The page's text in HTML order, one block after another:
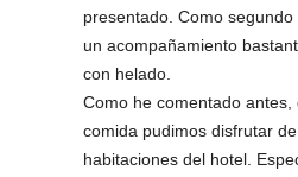
presentado. Como
un acompañamiento
con helado.
Como he comentado
comida pudimos disfrutar
habitaciones del hotel.